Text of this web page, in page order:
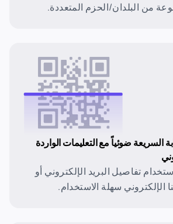
من البلدان/الحزم المتعددة.
السريعة ضوئياً مع التعليمات الواردة
تفاصيل البريد الإلكتروني أو
الإلكتروني سهلة الاستخدام.